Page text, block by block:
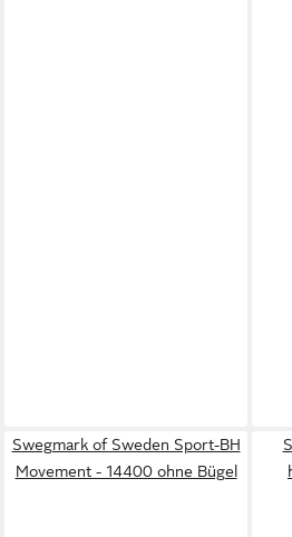
Swegmark of Sweden Sport-BH
Movement - 14400 ohne Bügel